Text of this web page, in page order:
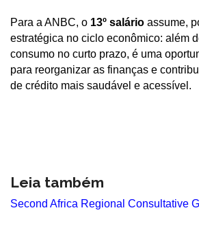
Para a ANBC, o 13º salário assume,
estratégica no ciclo econômico: além
consumo no curto prazo, é uma
para reorganizar as finanças e
de crédito mais saudável e acessível.
Leia também
Second Africa Regional Consultative